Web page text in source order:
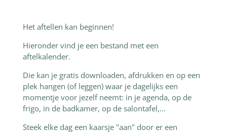
Het aftellen kan beginnen!
Hieronder vind je een bestand met een
aftelkalender.
Die kan je gratis downloaden, afdrukken en op een
plek hangen (of leggen) waar je dagelijks een
momentje voor jezelf neemt: in je agenda, op de
frigo, in de badkamer, op de salontafel,...
Steek elke dag een kaarsje "aan" door er een